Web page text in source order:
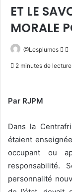
ET LE
MORALE
@Lesplumes
2 minutes de lecture
Par RJPM
Dans la
étaient
occupant ou
responsabilité.
personnalité